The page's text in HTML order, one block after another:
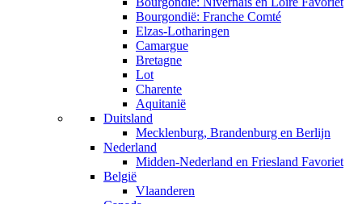
Bourgondië: Franche Comté
Elzas-Lotharingen
Camargue
Bretagne
Lot
Charente
Aquitanië
Duitsland
Mecklenburg, Brandenburg en Berlijn
Nederland
Midden-Nederland en Friesland Favoriet
België
Vlaanderen